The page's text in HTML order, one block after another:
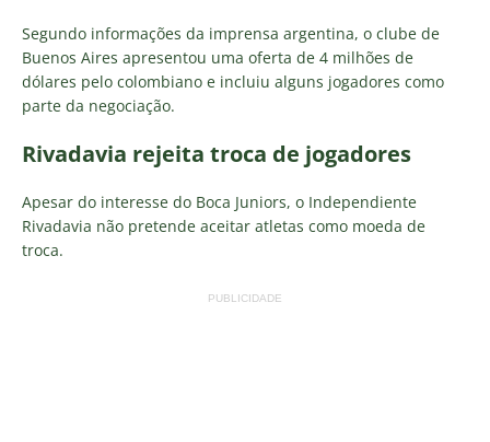
Segundo informações da imprensa argentina, o clube de
Buenos Aires apresentou uma oferta de 4 milhões de
dólares pelo colombiano e incluiu alguns jogadores como
parte da negociação.
Rivadavia rejeita troca de jogadores
Apesar do interesse do Boca Juniors, o Independiente
Rivadavia não pretende aceitar atletas como moeda de
troca.
PUBLICIDADE